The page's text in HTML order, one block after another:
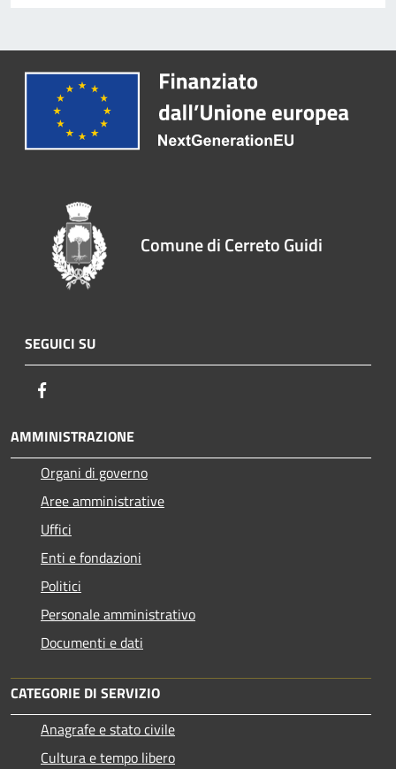
Comune di Cerreto Guidi
SEGUICI SU
AMMINISTRAZIONE
Organi di governo
Aree amministrative
Uffici
Enti e fondazioni
Politici
Personale amministrativo
Documenti e dati
CATEGORIE DI SERVIZIO
Anagrafe e stato civile
Cultura e tempo libero